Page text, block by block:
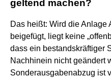
geltend machen?
Das heißt: Wird die Anlage
beigefügt, liegt keine
dass ein bestandskräftiger
Nachhinein nicht geändert
Sonderausgabenabzug ist